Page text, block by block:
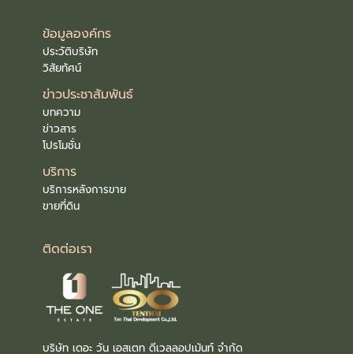
ข้อมูลองค์กร
ประวัติบริษัท
วิสัยทัศน์
ข่าวประชาสัมพันธ์
บทความ
ข่าวสาร
โปรโมชั่น
บริการ
บริการหลังการขาย
ขายที่ดิน
ติดต่อเรา
บริษัท เดอะ วัน เอสเตท ดีเวลลอปเม้นท์ จำกัด